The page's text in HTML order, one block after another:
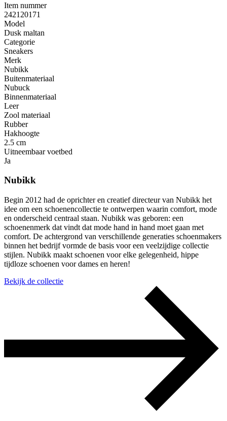
Item nummer
242120171
Model
Dusk maltan
Categorie
Sneakers
Merk
Nubikk
Buitenmateriaal
Nubuck
Binnenmateriaal
Leer
Zool materiaal
Rubber
Hakhoogte
2.5 cm
Uitneembaar voetbed
Ja
Nubikk
Begin 2012 had de oprichter en creatief directeur van Nubikk het
idee om een ​​schoenencollectie te ontwerpen waarin comfort, mode
en onderscheid centraal staan. Nubikk was geboren: een
schoenenmerk dat vindt dat mode hand in hand moet gaan met
comfort. De achtergrond van verschillende generaties schoenmakers
binnen het bedrijf vormde de basis voor een veelzijdige collectie
stijlen. Nubikk maakt schoenen voor elke gelegenheid, hippe
tijdloze schoenen voor dames en heren!
Bekijk de collectie